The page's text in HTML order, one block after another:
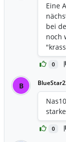
0
Eine
bei
noch
B
0